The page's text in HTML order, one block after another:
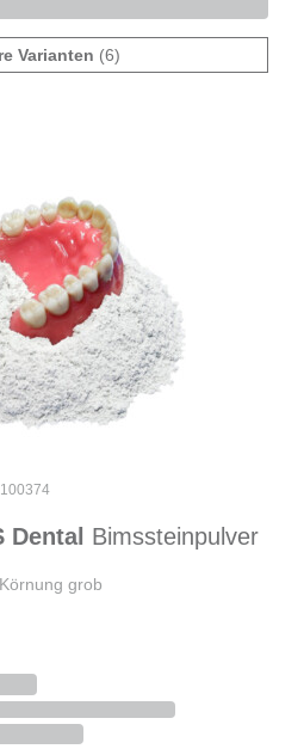
Varianten (6)
Dental Bimssteinpulver
grob